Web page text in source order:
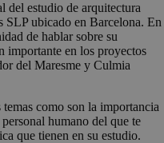
del estudio de arquitectura
SLP ubicado en Barcelona. En
de hablar sobre su
importante en los proyectos
del Maresme y Culmia
como son la importancia
humano del que te
que tienen en su estudio.